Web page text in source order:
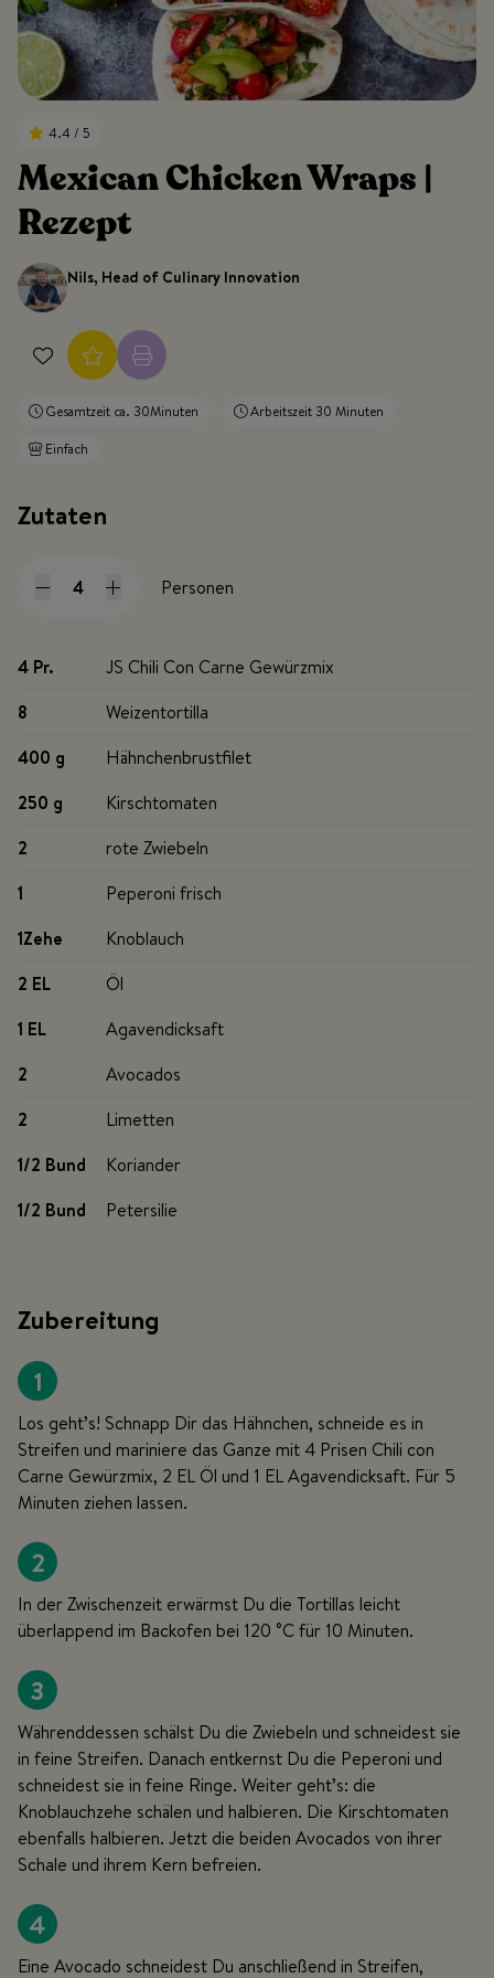
4.4 / 5
Mexican Chicken Wraps |
Rezept
Nils, Head of Culinary Innovation
Gesamtzeit ca. 30Minuten
Arbeitszeit 30 Minuten
Einfach
Zutaten
Personen
4 Pr.
JS Chili Con Carne Gewürzmix
8
Weizentortilla
400 g
Hähnchenbrustfilet
250 g
Kirschtomaten
2
rote Zwiebeln
1
Peperoni frisch
1Zehe
Knoblauch
2 EL
Öl
1 EL
Agavendicksaft
2
Avocados
2
Limetten
1/2 Bund
Koriander
1/2 Bund
Petersilie
Zubereitung
1
Los geht’s! Schnapp Dir das Hähnchen, schneide es in
Streifen und mariniere das Ganze mit 4 Prisen Chili con
Carne Gewürzmix, 2 EL Öl und 1 EL Agavendicksaft. Für 5
Minuten ziehen lassen.
2
In der Zwischenzeit erwärmst Du die Tortillas leicht
überlappend im Backofen bei 120 °C für 10 Minuten.
3
Währenddessen schälst Du die Zwiebeln und schneidest sie
in feine Streifen. Danach entkernst Du die Peperoni und
schneidest sie in feine Ringe. Weiter geht’s: die
Knoblauchzehe schälen und halbieren. Die Kirschtomaten
ebenfalls halbieren. Jetzt die beiden Avocados von ihrer
Schale und ihrem Kern befreien.
4
Eine Avocado schneidest Du anschließend in Streifen,